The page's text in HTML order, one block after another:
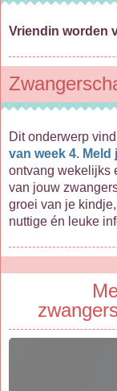
Vriendin worden
Dit onderwerp
van week 4. Meld
ontvang wekelijks
van jouw
groei van je
nuttige én leuke